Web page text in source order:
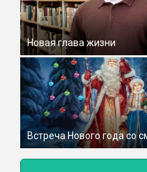
Новая глава жизни
Встреча Нового года со